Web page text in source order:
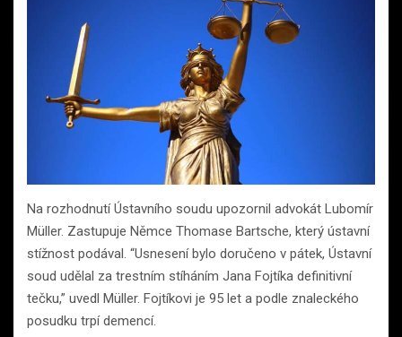
Na rozhodnutí Ústavního soudu upozornil advokát Lubomír
Müller. Zastupuje Němce Thomase Bartsche, který ústavní
stížnost podával. “Usnesení bylo doručeno v pátek, Ústavní
soud udělal za trestním stíháním Jana Fojtíka definitivní
tečku,” uvedl Müller. Fojtíkovi je 95 let a podle znaleckého
posudku trpí demencí.